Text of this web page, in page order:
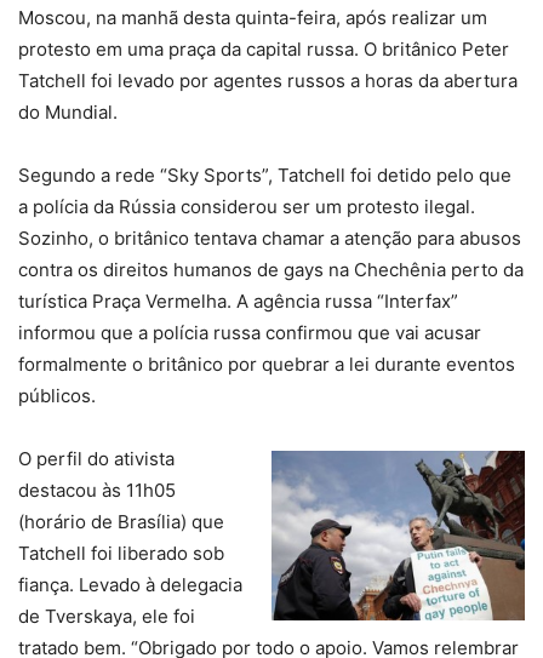
Moscou, na manhã desta quinta-feira, após realizar um
protesto em uma praça da capital russa. O britânico Peter
Tatchell foi levado por agentes russos a horas da abertura
do Mundial.
Segundo a rede “Sky Sports”, Tatchell foi detido pelo que
a polícia da Rússia considerou ser um protesto ilegal.
Sozinho, o britânico tentava chamar a atenção para abusos
contra os direitos humanos de gays na Chechênia perto da
turística Praça Vermelha. A agência russa “Interfax”
informou que a polícia russa confirmou que vai acusar
formalmente o britânico por quebrar a lei durante eventos
públicos.
O perfil do ativista
destacou às 11h05
(horário de Brasília) que
Tatchell foi liberado sob
fiança. Levado à delegacia
de Tverskaya, ele foi
tratado bem. “Obrigado por todo o apoio. Vamos relembrar